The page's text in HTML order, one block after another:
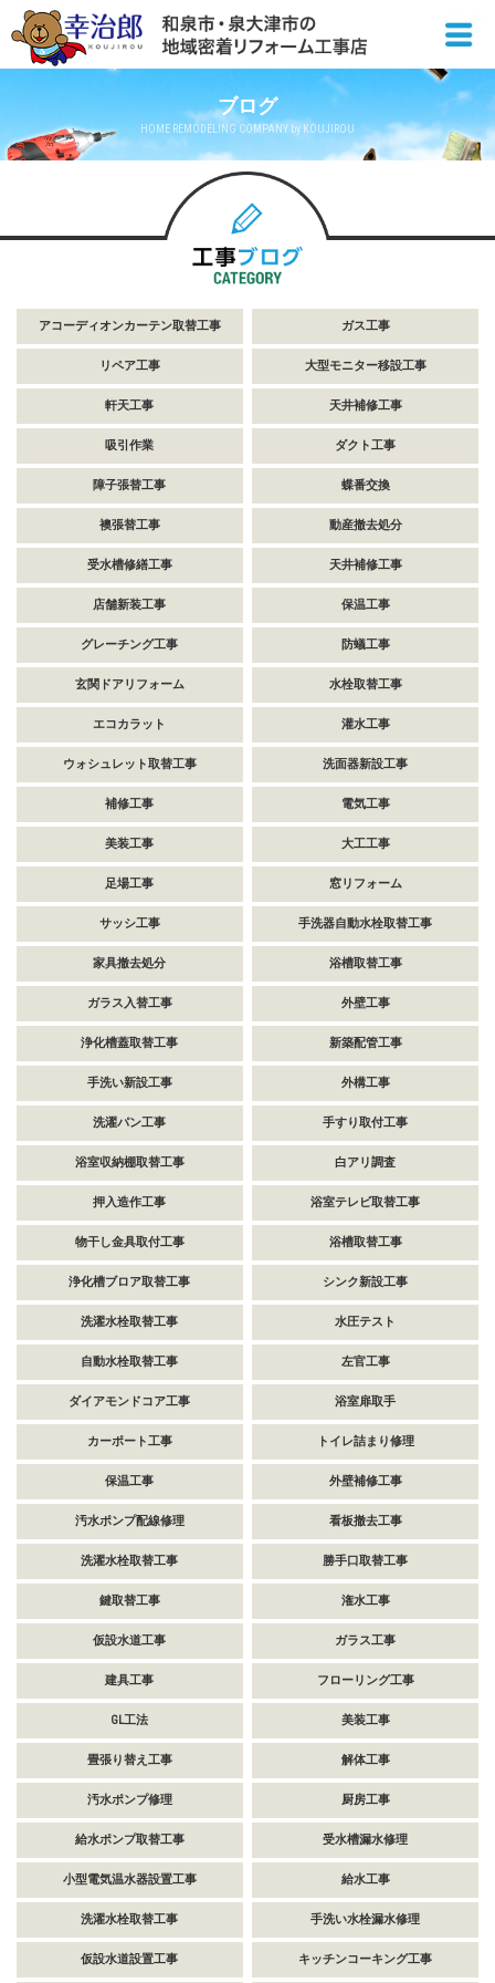
ブログ
HOME REMODELING COMPANY by KOUJIROU
アコーディオンカーテン取替工事 ガス工事
リペア工事 大型モニター移設工事
軒天工事 天井補修工事
吸引作業 ダクト工事
障子張替工事 蝶番交換
襖張替工事 動産撤去処分
受水槽修繕工事 天井補修工事
店舗新装工事 保温工事
グレーチング工事 防蟻工事
玄関ドアリフォーム 水栓取替工事
エコカラット 灌水工事
ウォシュレット取替工事 洗面器新設工事
補修工事 電気工事
美装工事 大工工事
足場工事 窓リフォーム
サッシ工事 手洗器自動水栓取替工事
家具撤去処分 浴槽取替工事
ガラス入替工事 外壁工事
浄化槽蓋取替工事 新築配管工事
手洗い新設工事 外構工事
洗濯パン工事 手すり取付工事
浴室収納棚取替工事 白アリ調査
押入造作工事 浴室テレビ取替工事
物干し金具取付工事 浴槽取替工事
浄化槽ブロア取替工事 シンク新設工事
洗濯水栓取替工事 水圧テスト
自動水栓取替工事 左官工事
ダイアモンドコア工事 浴室扉取手
カーポート工事 トイレ詰まり修理
保温工事 外壁補修工事
汚水ポンプ配線修理 看板撤去工事
洗濯水栓取替工事 勝手口取替工事
鍵取替工事 潅水工事
仮設水道工事 ガラス工事
建具工事 フローリング工事
GL工法 美装工事
畳張り替え工事 解体工事
汚水ポンプ修理 厨房工事
給水ポンプ取替工事 受水槽漏水修理
小型電気温水器設置工事 給水工事
洗濯水栓取替工事 手洗い水栓漏水修理
仮設水道設置工事 キッチンコーキング工事